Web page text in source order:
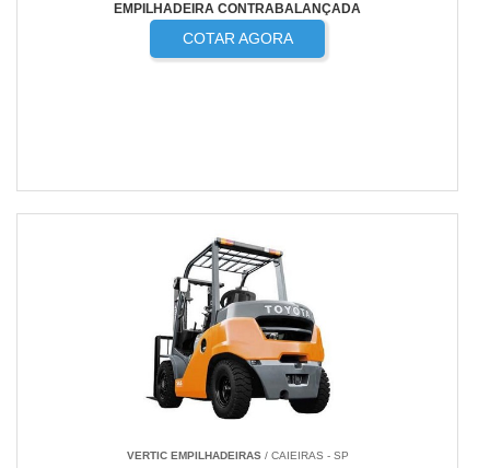
EMPILHADEIRA CONTRABALANÇADA
COTAR AGORA
VERTIC EMPILHADEIRAS/ CAIEIRAS - SP